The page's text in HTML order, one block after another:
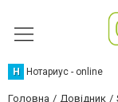
Н Нотариус - online
Головна Довідник